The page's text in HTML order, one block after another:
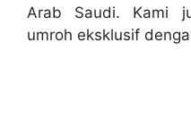
Arab Saudi. Kami
umroh eksklusif